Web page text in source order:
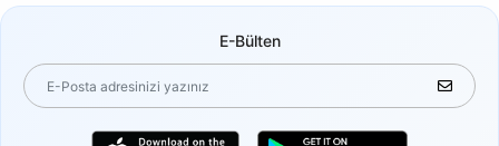
E-Bülten